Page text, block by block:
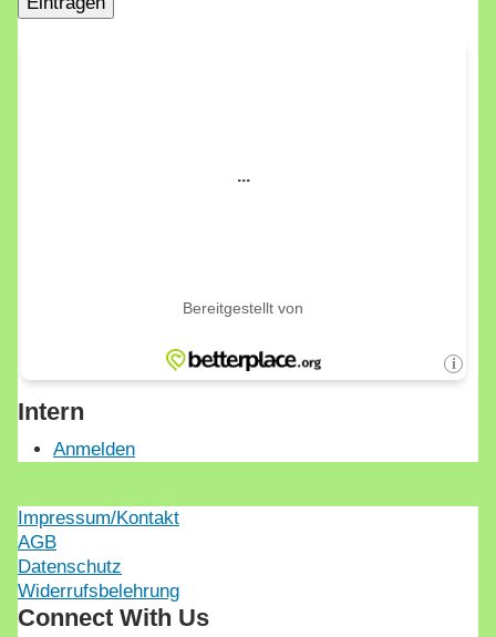
Intern
Anmelden
Impressum/Kontakt
AGB
Datenschutz
Widerrufsbelehrung
Connect With Us